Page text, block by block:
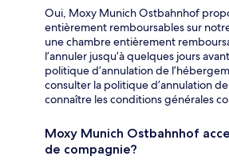
Oui, Moxy Munich Ostbahnhof
entièrement remboursables sur
une chambre entièrement
l’annuler jusqu’à quelques jours
politique d’annulation de
consulter la politique d’annulation
connaître les conditions générales
Moxy Munich Ostbahnhof
de compagnie?